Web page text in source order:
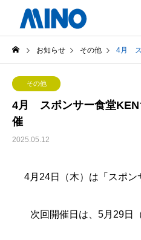
お知らせ その他 4月 スポ
その他
4月 スポンサー食堂KEN
催
2025.05.12
4月24日（木）は「スポ
次回開催日は、5月29日